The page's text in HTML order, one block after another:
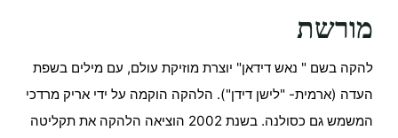
מורשת
להקה בשם " נאש דידאן" יוצרת מוזיקת עולם, עם מילים בשפת
העדה (ארמית- "לישן דידן"). הלהקה הוקמה על ידי אריק מרדכי
המשמש גם כסולנה. בשנת 2002 הוציאה הלהקה את תקליטה